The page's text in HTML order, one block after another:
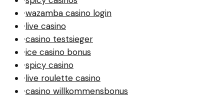
·wazamba casino login
·live casino
·casino testsieger
·ice casino bonus
·spicy casino
·live roulette casino
·casino willkommensbonus